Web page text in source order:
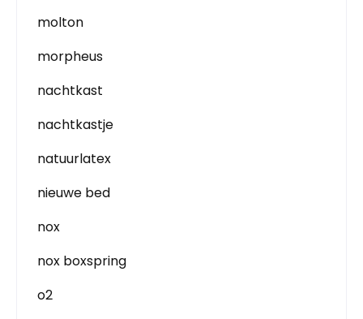
molton
morpheus
nachtkast
nachtkastje
natuurlatex
nieuwe bed
nox
nox boxspring
o2